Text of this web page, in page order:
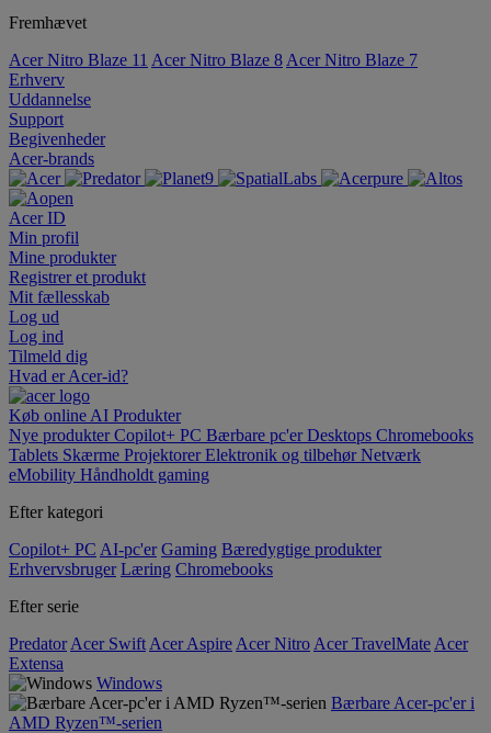
Fremhævet
Acer Nitro Blaze 11 Acer Nitro Blaze 8 Acer Nitro Blaze 7
Erhverv
Uddannelse
Support
Begivenheder
Acer-brands
Acer ID
Min profil
Mine produkter
Registrer et produkt
Mit fællesskab
Log ud
Log ind
Tilmeld dig
Hvad er Acer-id?
Køb online AI Produkter
Nye produkterCopilot+ PC Bærbare pc'erDesktops Chromebooks
Tablets Skærme ProjektorerElektronik og tilbehørNetværk
eMobility Håndholdt gaming
Efter kategori
Copilot+ PC AI-pc'er Gaming Bæredygtige produkter
Erhvervsbruger Læring Chromebooks
Efter serie
Predator Acer Swift Acer Aspire Acer Nitro Acer TravelMate Acer
Extensa
Windows
Bærbare Acer-pc'er i
AMD Ryzen™-serien